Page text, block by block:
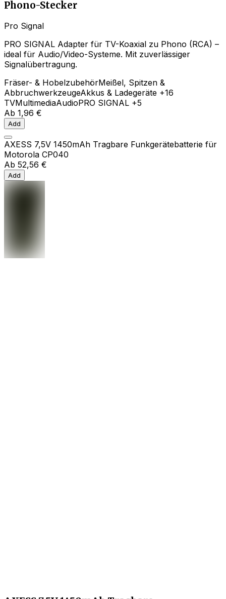
Phono-Stecker
Pro Signal
PRO SIGNAL Adapter für TV-Koaxial zu Phono (RCA) –
ideal für Audio/Video-Systeme. Mit zuverlässiger
Signalübertragung.
Fräser- & HobelzubehörMeißel, Spitzen &
AbbruchwerkzeugeAkkus & Ladegeräte +16
TVMultimediaAudioPRO SIGNAL +5
Ab 1,96 €
Add
AXESS 7,5V 1450mAh Tragbare Funkgerätebatterie für
Motorola CP040
Ab 52,56 €
Add